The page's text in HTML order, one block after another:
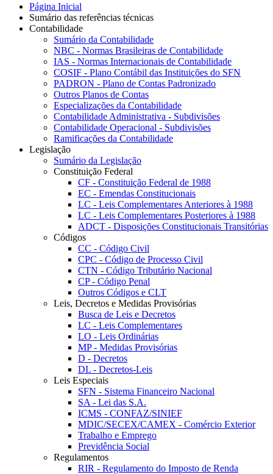
Página Inicial
Sumário das referências técnicas
Contabilidade
Sumário da Contabilidade
NBC - Normas Brasileiras de Contabilidade
IAS - Normas Internacionais de Contabilidade
COSIF - Plano Contábil das Instituições do SFN
PADRON - Plano de Contas Padronizado
Outros Planos de Contas
Especializações da Contabilidade
Contabilidade Administrativa - Subdivisões
Contabilidade Operacional - Subdivisões
Ramificações da Contabilidade
Legislação
Sumário da Legislação
Constituição Federal
CF - Constituição Federal de 1988
EC - Emendas Constitucionais
LC - Leis Complementares Anteriores à 1988
LC - Leis Complementares Posteriores à 1988
ADCT - Disposições Constitucionais Transitórias
Códigos
CC - Código Civil
CPC - Código de Processo Civil
CTN - Código Tributário Nacional
CP - Código Penal
Outros Códigos e CLT
Leis, Decretos e Medidas Provisórias
Busca de Leis e Decretos
LC - Leis Complementares
LO - Leis Ordinárias
MP - Medidas Provisórias
D - Decretos
DL - Decretos-Leis
Leis Especiais
SFN - Sistema Financeiro Nacional
SA - Lei das S.A.
ICMS - CONFAZ/SINIEF
MDIC/SECEX/CAMEX - Comércio Exterior
Trabalho e Emprego
Previdência Social
Regulamentos
RIR - Regulamento do Imposto de Renda